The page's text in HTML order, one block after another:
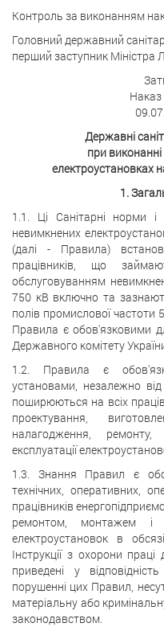
Контроль за виконанням
Головний державний
перший заступник Міністра
Державні
при
електроустановках
1.
1.1. Ці Санітарні норми
невимкнених
(далі - Правила)
працівників, що
обслуговуванням
750 кВ включно та
полів промислової частоти
Правила є обов'язковими
Державного комітету
1.2. Правила є
установами, незалежно
поширюються на всіх
проектування,
налагодження, ремонту,
експлуатації
1.3. Знання Правил є
технічних, оперативних,
працівників
ремонтом, монтажем і
електроустановок в
Інструкції з охорони
приведені у
порушенні цих Правил,
матеріальну або
законодавством.